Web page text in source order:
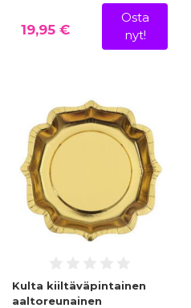
19,95 €
Osta
nyt!
Kulta kiiltäväpintainen
aaltoreunainen